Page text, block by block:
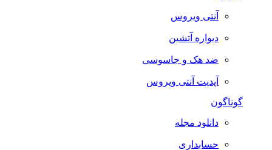
آنتی ویروس
دیواره آتشین
ضد هک و جاسوسی
آپدیت آنتی ویروس
گوناگون
دانلود مجله
حسابداری